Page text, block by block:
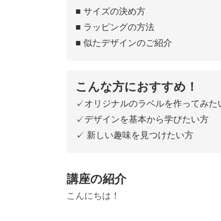
■ サイズの決め方
■ ラッピングの方法
■ 似たデザインのご紹介
こんな方におすすめ！
✓オリジナルのラベルを作ってみた
✓デザインを基本から学びたい方
✓ 新しい趣味を見つけたい方
講座の紹介
こんにちは！